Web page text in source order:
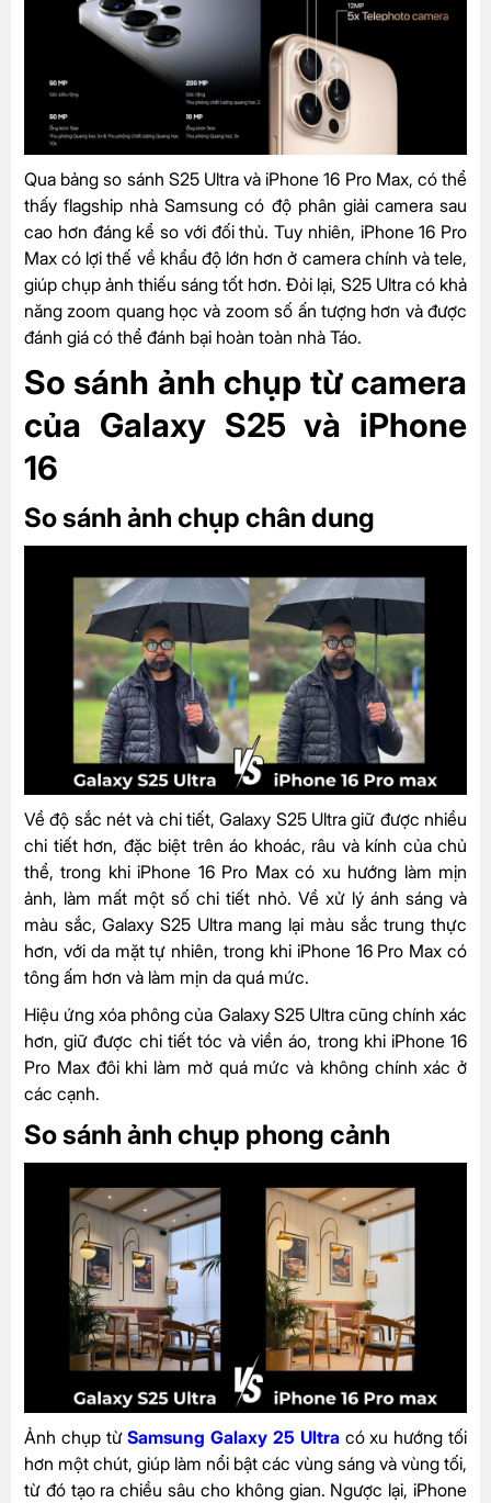
Qua bảng so sánh S25 Ultra và iPhone 16 Pro Max, có thể
thấy flagship nhà Samsung có độ phân giải camera sau
cao hơn đáng kể so với đối thủ. Tuy nhiên, iPhone 16 Pro
Max có lợi thế về khẩu độ lớn hơn ở camera chính và tele,
giúp chụp ảnh thiếu sáng tốt hơn. Đỏi lại, S25 Ultra có khả
năng zoom quang học và zoom số ấn tượng hơn và được
đánh giá có thể đánh bại hoàn toàn nhà Táo.
So sánh ảnh chụp từ camera
của Galaxy S25 và iPhone
16
So sánh ảnh chụp chân dung
Về độ sắc nét và chi tiết, Galaxy S25 Ultra giữ được nhiều
chi tiết hơn, đặc biệt trên áo khoác, râu và kính của chủ
thể, trong khi iPhone 16 Pro Max có xu hướng làm mịn
ảnh, làm mất một số chi tiết nhỏ. Về xử lý ánh sáng và
màu sắc, Galaxy S25 Ultra mang lại màu sắc trung thực
hơn, với da mặt tự nhiên, trong khi iPhone 16 Pro Max có
tông ấm hơn và làm mịn da quá mức.
Hiệu ứng xóa phông của Galaxy S25 Ultra cũng chính xác
hơn, giữ được chi tiết tóc và viền áo, trong khi iPhone 16
Pro Max đôi khi làm mờ quá mức và không chính xác ở
các cạnh.
So sánh ảnh chụp phong cảnh
Ảnh chụp từ Samsung Galaxy 25 Ultra có xu hướng tối
hơn một chút, giúp làm nổi bật các vùng sáng và vùng tối,
từ đó tạo ra chiều sâu cho không gian. Ngược lại, iPhone